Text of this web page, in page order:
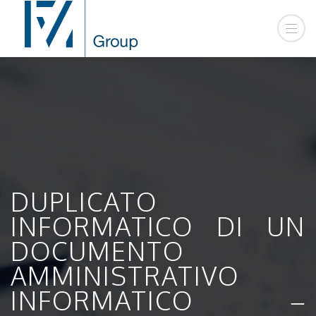
DUPLICATO
INFORMATICO DI UN
DOCUMENTO
AMMINISTRATIVO
INFORMATICO –